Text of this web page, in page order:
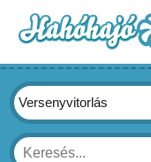
Versenyvitorlás